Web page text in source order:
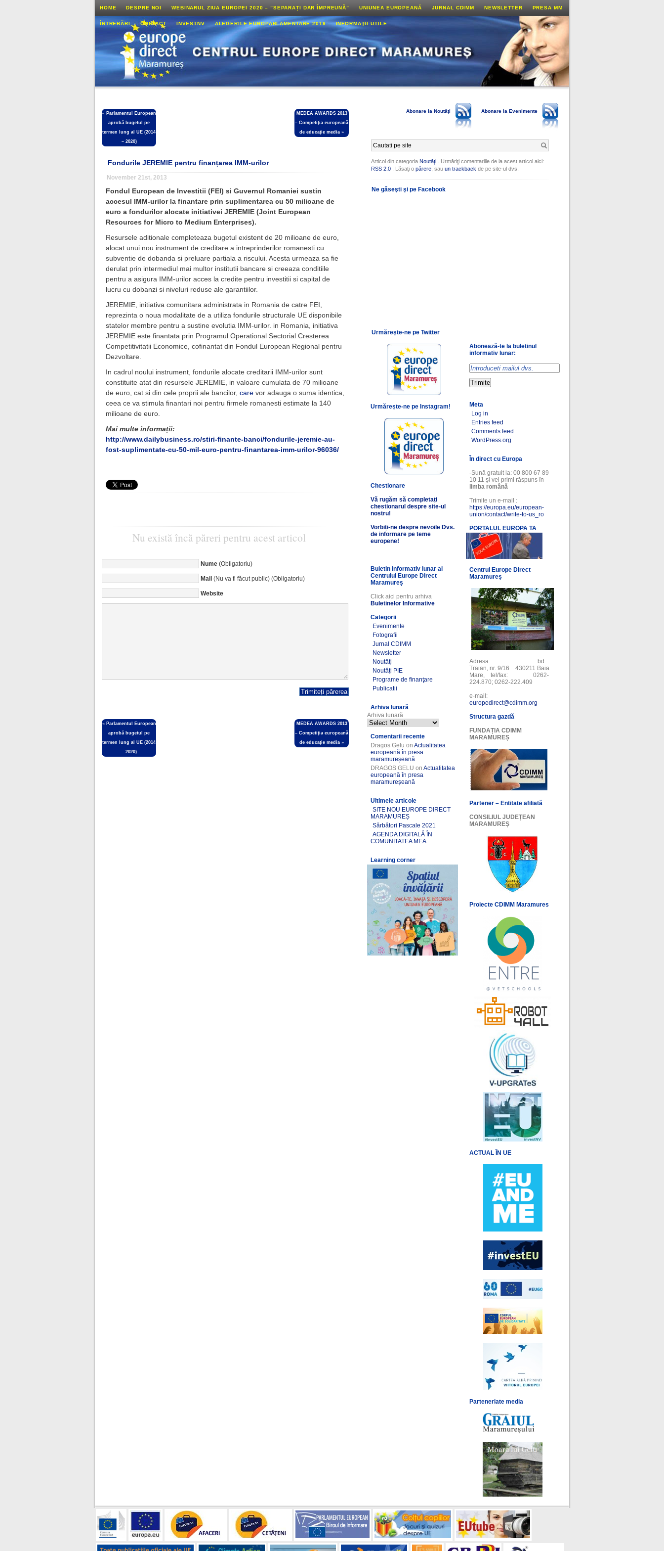
HOME DESPRE NOI WEBINARUL ZIUA EUROPEI 2020 – ”SEPARAȚI DAR ÎMPREUNĂ” UNIUNEA EUROPEANĂ JURNAL CDIMM NEWSLETTER PRESA MM
ÎNTREBĂRI CONTACT INVESTNV ALEGERILE EUROPARLAMENTARE 2019 INFORMAŢII UTILE
« Parlamentul European
aprobă bugetul pe
termen lung al UE (2014
– 2020)
MEDEA AWARDS 2013
– Competiţia europeană
de educaţie media »
Fondurile JEREMIE pentru finanțarea IMM-urilor
November 21st, 2013
Fondul European de Investitii (FEI) si Guvernul Romaniei sustin
accesul IMM-urilor la finantare prin suplimentarea cu 50 milioane de
euro a fondurilor alocate initiativei JEREMIE (Joint European
Resources for Micro to Medium Enterprises).
Resursele aditionale completeaza bugetul existent de 20 milioane de euro,
alocat unui nou instrument de creditare a intreprinderilor romanesti cu
subventie de dobanda si preluare partiala a riscului. Acesta urmeaza sa fie
derulat prin intermediul mai multor institutii bancare si creeaza conditiile
pentru a asigura IMM-urilor acces la credite pentru investitii si capital de
lucru cu dobanzi si niveluri reduse ale garantiilor.
JEREMIE, initiativa comunitara administrata in Romania de catre FEI,
reprezinta o noua modalitate de a utiliza fondurile structurale UE disponibile
statelor membre pentru a sustine evolutia IMM-urilor. in Romania, initiativa
JEREMIE este finantata prin Programul Operational Sectorial Cresterea
Competitivitatii Economice, cofinantat din Fondul European Regional pentru
Dezvoltare.
In cadrul noului instrument, fondurile alocate creditarii IMM-urilor sunt
constituite atat din resursele JEREMIE, in valoare cumulata de 70 milioane
de euro, cat si din cele proprii ale bancilor,care vor adauga o suma identica,
ceea ce va stimula finantari noi pentru firmele romanesti estimate la 140
milioane de euro.
Mai multe informații:
http://www.dailybusiness.ro/stiri-finante-banci/fondurile-jeremie-au-
fost-suplimentate-cu-50-mil-euro-pentru-finantarea-imm-urilor-96036/
Nu există încă păreri pentru acest articol
Nume(Obligatoriu)
Mail(Nu va fi făcut public) (Obligatoriu)
Website
« Parlamentul European
aprobă bugetul pe
termen lung al UE (2014
– 2020)
MEDEA AWARDS 2013
– Competiţia europeană
de educaţie media »
Abonare la Noutăţi Abonare la Evenimente
Articol din categoriaNoutăţi . Urmăriţi comentariile de la acest articol aici:
RSS 2.0 . Lăsaţi opărere , sauun trackbackde pe site-ul dvs.
Ne găseşti şi pe Facebook
Urmăreşte-ne pe Twitter
Urmărește-ne pe Instagram!
Chestionare
Vă rugăm să completați
chestionarul despre site-ul
nostru!
Vorbiți-ne despre nevoile Dvs.
de informare pe teme
europene!
Buletin informativ lunar al
Centrului Europe Direct
Maramureș
Click aici pentru arhiva
Buletinelor Informative
Categorii
Evenimente
Fotografii
Jurnal CDIMM
Newsletter
Noutăţi
Noutăți PIE
Programe de finanţare
Publicatii
Arhiva lunară
Arhiva lunară
Comentarii recente
Dragos Gelu onActualitatea
europeană în presa
maramureșeană
DRAGOS GELU onActualitatea
europeană în presa
maramureșeană
Ultimele articole
SITE NOU EUROPE DIRECT
MARAMUREȘ
Sărbători Pascale 2021
AGENDA DIGITALĂ ÎN
COMUNITATEA MEA
Learning corner
Abonează-te la buletinul
informativ lunar:
Meta
Log in
Entries feed
Comments feed
WordPress.org
În direct cu Europa
-Sună gratuit la: 00 800 67 89
10 11 și vei primi răspuns în
limba română
Trimite un e-mail :
https://europa.eu/european-
union/contact/write-to-us_ro
PORTALUL EUROPA TA
Centrul Europe Direct
Maramureș
Adresa: bd.
Traian, nr. 9/16 430211 Baia
Mare, tel/fax: 0262-
224.870; 0262-222.409
e-mail:
europedirect@cdimm.org
Structura gazdă
FUNDAȚIA CDIMM
MARAMUREȘ
Partener – Entitate afiliată
CONSILIUL JUDEȚEAN
MARAMUREȘ
Proiecte CDIMM Maramures
ACTUAL ÎN UE
Parteneriate media